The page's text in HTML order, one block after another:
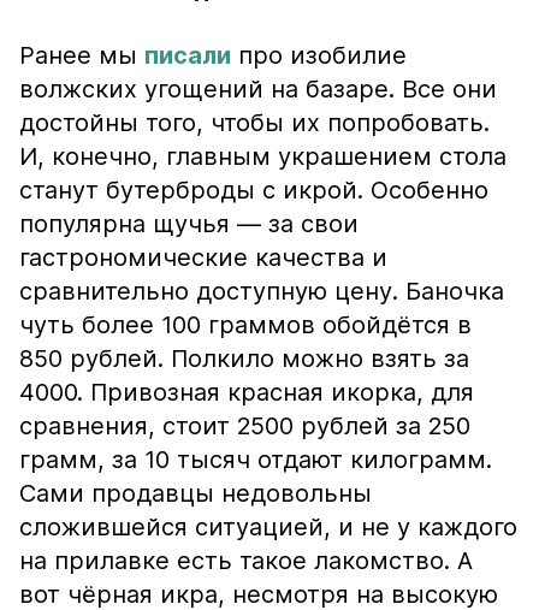
Ранее мы писали про изобилие
волжских угощений на базаре. Все они
достойны того, чтобы их попробовать.
И, конечно, главным украшением стола
станут бутерброды с икрой. Особенно
популярна щучья — за свои
гастрономические качества и
сравнительно доступную цену. Баночка
чуть более 100 граммов обойдётся в
850 рублей. Полкило можно взять за
4000. Привозная красная икорка, для
сравнения, стоит 2500 рублей за 250
грамм, за 10 тысяч отдают килограмм.
Сами продавцы недовольны
сложившейся ситуацией, и не у каждого
на прилавке есть такое лакомство. А
вот чёрная икра, несмотря на высокую